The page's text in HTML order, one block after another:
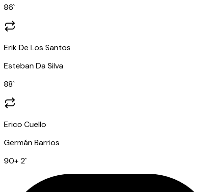
86`
Erik De Los Santos
Esteban Da Silva
88`
Erico Cuello
Germán Barrios
90+ 2`